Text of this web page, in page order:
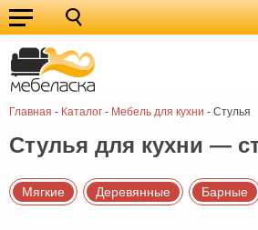
Главная - Каталог - Мебель для кухни - Стулья
Кухонные
гарнитуры
Мебель
для
кухни
Мебель
для
спальни
Кровати
Шкафы
Диваны
Стулья для кухни —
Мягкие Деревянные Барные